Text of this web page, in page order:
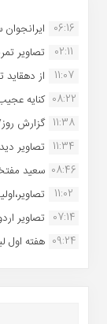
06:16
02:11
تصاویر
11:07
از دهقاید
08:22 کنایه
11:38 گزارش
11:34 تصاویر
08:46 سعید
11:02
07:14 تصاویر
09:24 هفته اول